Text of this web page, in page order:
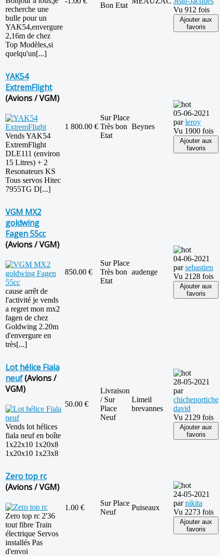
recherche une
bulle pour un
YAK54,envergure
2,16m de chez
Top Modèles,si
quelqu'un[...]
Bon Etat
Vu 912 fois
Ajouter aux
favoris
YAK54
ExtremFlight
(Avions / VGM)
Vends YAK54
ExtremFlight
DLE111 (environ
15 Litres) + 2
Resonateurs KS
Tous servos Hitec
7955TG D[...]
1 800.00 €
Sur Place
Très bon
Etat
Beynes
05-06-2021
parleroy
Vu 1900 fois
Ajouter aux
favoris
VGM MX2
goldwing
Fagen 55cc
(Avions / VGM)
cause arrêt de
l'activité je vends
a regret mon mx2
fagen de chez
Goldwing 2.20m
d'envergure en
très[...]
850.00 €
Sur Place
Très bon
Etat
audenge
04-06-2021
parsebastien
Vu 2128 fois
Ajouter aux
favoris
Lot hélice Fiala
neuf(Avions /
VGM)
Vends lot hélices
fiala neuf en boîte
1x22x10 1x20x8
1x20x10 1x23x8
50.00 €
Livraison
/ Sur
Place
Neuf
Limeil
brevannes
28-05-2021
par
chicheportiche
david
Vu 2129 fois
Ajouter aux
favoris
Zero top rc
(Avions / VGM)
Zero top rc 2'36
tout fibre Train
électrique Servos
installés Pas
d'envoi
1.00 €
Sur Place
Neuf
Puiseaux
24-05-2021
parnikita
Vu 2273 fois
Ajouter aux
favoris